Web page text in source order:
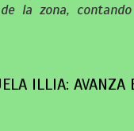
la zona,
ILLIA: AVANZA